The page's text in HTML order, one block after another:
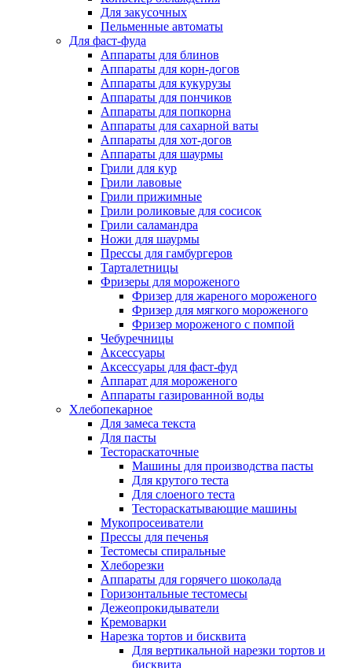
Для закусочных
Пельменные автоматы
Для фаст-фуда
Аппараты для блинов
Аппараты для корн-догов
Аппараты для кукурузы
Аппараты для пончиков
Аппараты для попкорна
Аппараты для сахарной ваты
Аппараты для хот-догов
Аппараты для шаурмы
Грили для кур
Грили лавовые
Грили прижимные
Грили роликовые для сосисок
Грили саламандра
Ножи для шаурмы
Прессы для гамбургеров
Тарталетницы
Фризеры для мороженого
Фризер для жареного мороженого
Фризер для мягкого мороженого
Фризер мороженого с помпой
Чебуречницы
Аксессуары
Аксессуары для фаст-фуд
Аппарат для мороженого
Аппараты газированной воды
Хлебопекарное
Для замеса текста
Для пасты
Тестораскаточные
Машины для производства пасты
Для крутого теста
Для слоеного теста
Тестораскатывающие машины
Мукопросеиватели
Прессы для печенья
Тестомесы спиральные
Хлеборезки
Аппараты для горячего шоколада
Горизонтальные тестомесы
Дежеопрокидыватели
Кремоварки
Нарезка тортов и бисквита
Для вертикальной нарезки тортов и
бисквита